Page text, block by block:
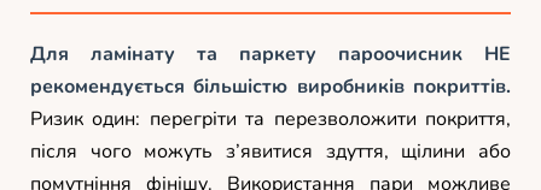
Для ламінату та паркету пароочисник НЕ
рекомендується більшістю виробників покриттів.
Ризик один: перегріти та перезволожити покриття,
після чого можуть з’явитися здуття, щілини або
помутніння фінішу. Використання пари можливе